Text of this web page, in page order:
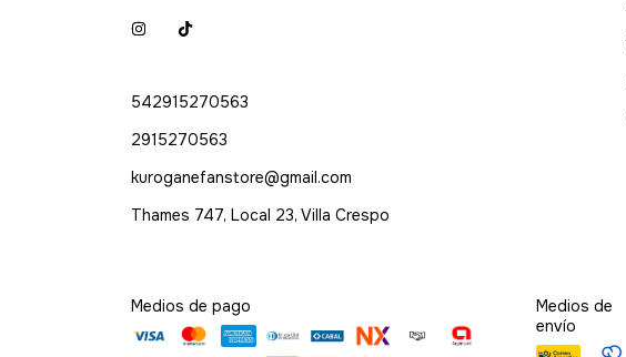
542915270563
2915270563
kuroganefanstore@gmail.com
Thames 747, Local 23, Villa Crespo
Medios de pago
Medios de
envío